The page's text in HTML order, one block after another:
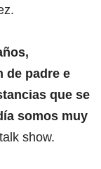
de padre e
que se
somos muy
show.